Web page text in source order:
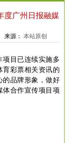
度广州日报融媒
来源：本站原创
项目已连续实施多
育彩票相关资讯的
的品牌形象，做好
体合作宣传项目 项